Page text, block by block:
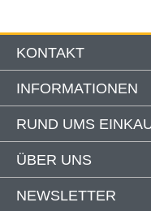
KONTAKT
INFORMATIONEN
RUND UMS
ÜBER UNS
NEWSLETTER